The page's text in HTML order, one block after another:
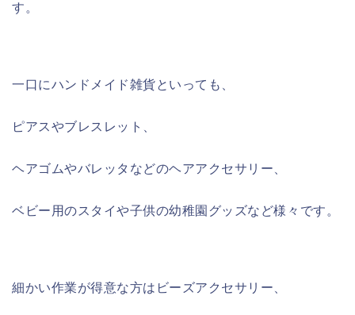
す。
一口にハンドメイド雑貨といっても、
ピアスやブレスレット、
ヘアゴムやバレッタなどのヘアアクセサリー、
ベビー用のスタイや子供の幼稚園グッズなど様々です。
細かい作業が得意な方はビーズアクセサリー、